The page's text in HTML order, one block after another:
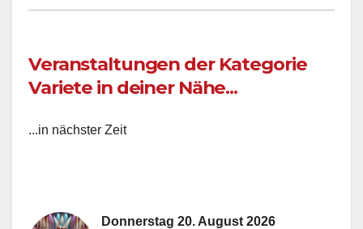
Veranstaltungen der Kategorie
Variete in deiner Nähe...
...in nächster Zeit
Donnerstag 20. August 2026